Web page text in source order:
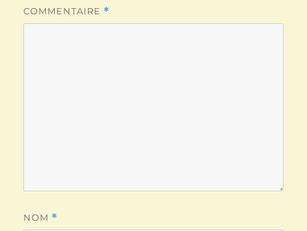
COMMENTAIRE *
NOM *